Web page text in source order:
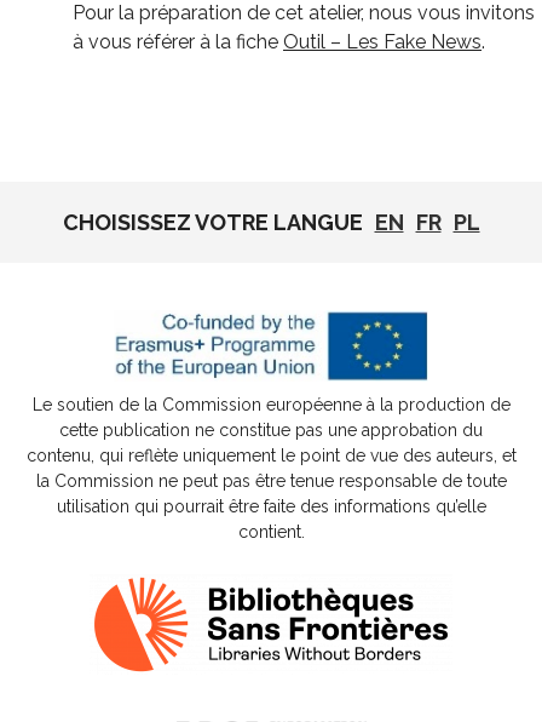
Pour la préparation de cet atelier, nous vous invitons
à vous référer à la fiche Outil – Les Fake News.
CHOISISSEZ VOTRE LANGUE EN FR PL
Le soutien de la Commission européenne à la production de
cette publication ne constitue pas une approbation du
contenu, qui reflète uniquement le point de vue des auteurs, et
la Commission ne peut pas être tenue responsable de toute
utilisation qui pourrait être faite des informations qu’elle
contient.